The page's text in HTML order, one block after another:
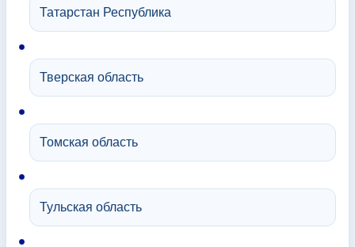
Татарстан Республика
Тверская область
Томская область
Тульская область